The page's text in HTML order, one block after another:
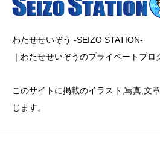
わたせせいぞう -SEIZO STATION-
｜わたせせいぞうのプライベートブロ
このサイトに掲載のイラスト,写真,文
じます。